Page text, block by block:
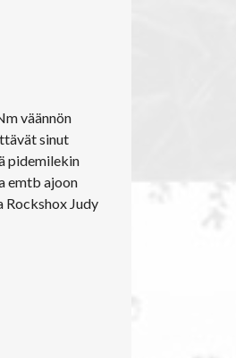
väännön
sinut
pidemilekin
emtb ajoon
Rockshox Judy